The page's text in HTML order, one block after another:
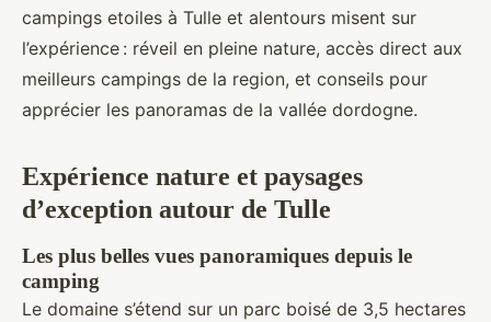
campings etoiles à Tulle et alentours misent sur
l’expérience : réveil en pleine nature, accès direct aux
meilleurs campings de la region, et conseils pour
apprécier les panoramas de la vallée dordogne.
Expérience nature et paysages
d’exception autour de Tulle
Les plus belles vues panoramiques depuis le
camping
Le domaine s’étend sur un parc boisé de 3,5 hectares